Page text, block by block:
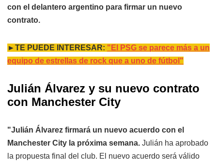
con el delantero argentino para firmar un nuevo
contrato.
►TE PUEDE INTERESAR: "El PSG se parece más a un
equipo de estrellas de rock que a uno de fútbol"
Julián Álvarez y su nuevo contrato
con Manchester City
"Julián Álvarez firmará un nuevo acuerdo con el
Manchester City la próxima semana. Julián ha aprobado
la propuesta final del club. El nuevo acuerdo será válido